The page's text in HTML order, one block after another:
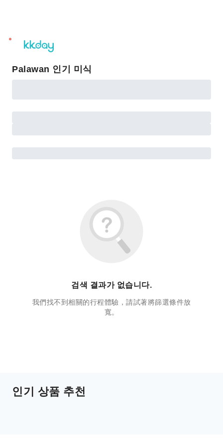
unread
notifications
Palawan 인기 미식
검색 결과가 없습니다.
我們找不到相關的行程體驗，請試著將篩選條件放
寬。
인기 상품 추천